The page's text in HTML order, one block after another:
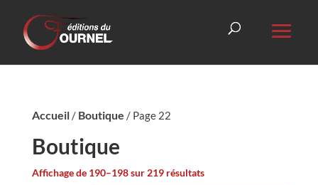
Accueil/ Boutique / Page 22
Boutique
Affichage de 190–198 sur 219 résultats